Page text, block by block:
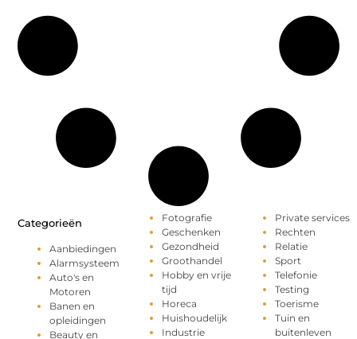
Categorieën
Aanbiedingen
Alarmsysteem
Auto's en
Motoren
Banen en
opleidingen
Beauty en
Fotografie
Geschenken
Gezondheid
Groothandel
Hobby en vrije
tijd
Horeca
Huishoudelijk
Industrie
Private services
Rechten
Relatie
Sport
Telefonie
Testing
Toerisme
Tuin en
buitenleven